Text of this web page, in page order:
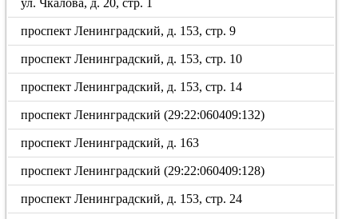
ул. Чкалова, д. 20, стр. 1
проспект Ленинградский, д. 153, стр. 9
проспект Ленинградский, д. 153, стр. 10
проспект Ленинградский, д. 153, стр. 14
проспект Ленинградский (29:22:060409:132)
проспект Ленинградский, д. 163
проспект Ленинградский (29:22:060409:128)
проспект Ленинградский, д. 153, стр. 24